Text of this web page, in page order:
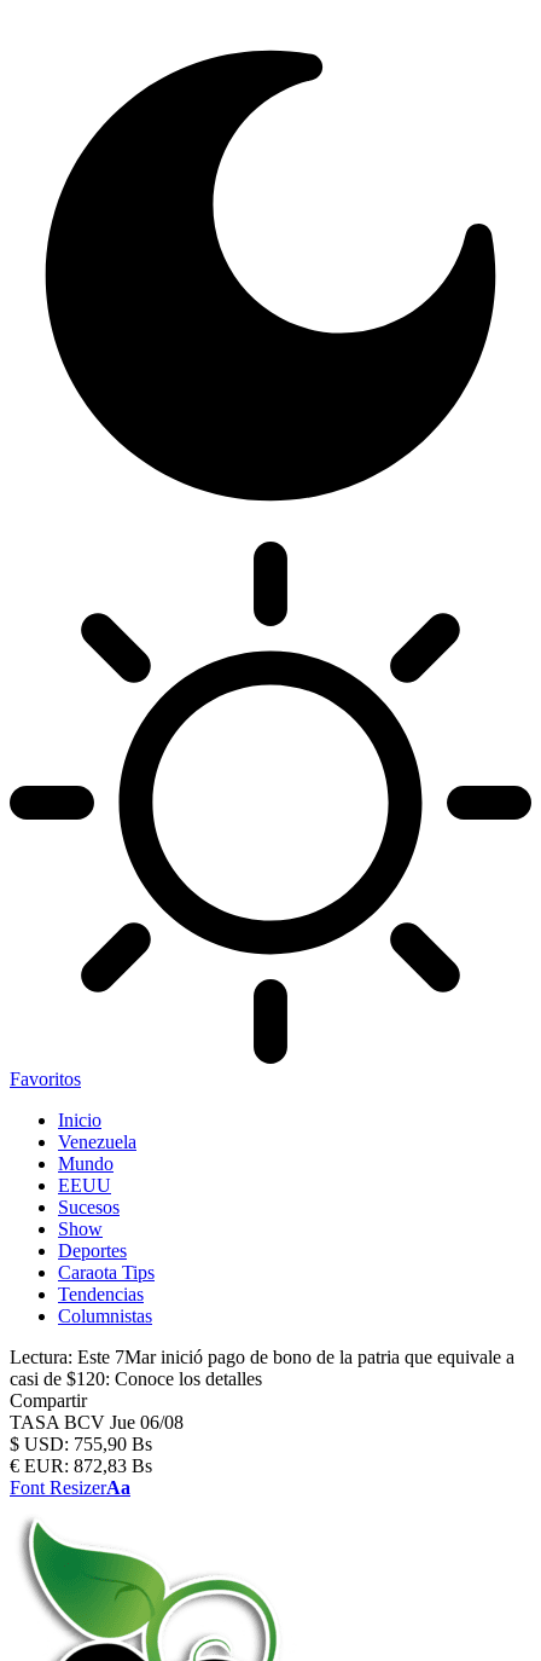
Favoritos
Inicio
Venezuela
Mundo
EEUU
Sucesos
Show
Deportes
Caraota Tips
Tendencias
Columnistas
Lectura: Este 7Mar inició pago de bono de la patria que equivale a
casi de $120: Conoce los detalles
Compartir
TASA BCV Jue 06/08
$ USD: 755,90 Bs
€ EUR: 872,83 Bs
Font ResizerAa